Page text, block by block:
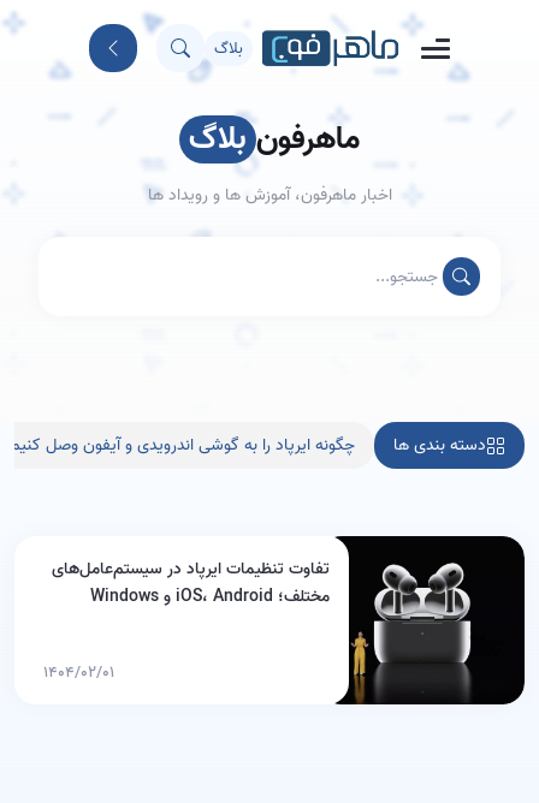
بلاگ
ماهرفون بلاگ
اخبار ماهرفون، آموزش ها و رویداد ها
دسته بندی ها چگونه ایرپاد را به گوشی اندرویدی و آیفون وصل کنیم
تفاوت تنظیمات ایرپاد در سیستم‌عامل‌های
مختلف؛ iOS، Android و Windows
۱۴۰۴/۰۲/۰۱